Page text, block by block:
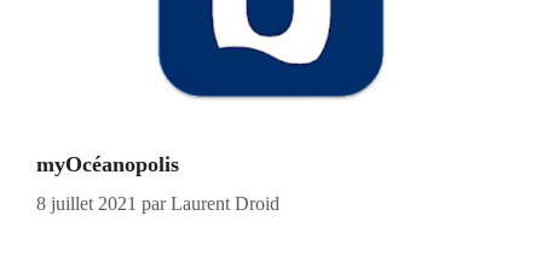
myOcéanopolis
8 juillet 2021 parLaurent Droid